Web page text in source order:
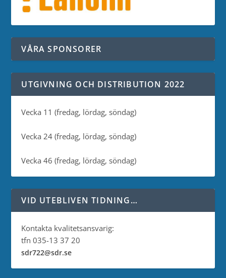
VÅRA SPONSORER
UTGIVNING OCH DISTRIBUTION 2022
Vecka 11 (fredag, lördag, söndag)
Vecka 24 (fredag, lördag, söndag)
Vecka 46 (fredag, lördag, söndag)
VID UTEBLIVEN TIDNING…
Kontakta kvalitetsansvarig:
tfn 035-13 37 20
sdr722@sdr.se